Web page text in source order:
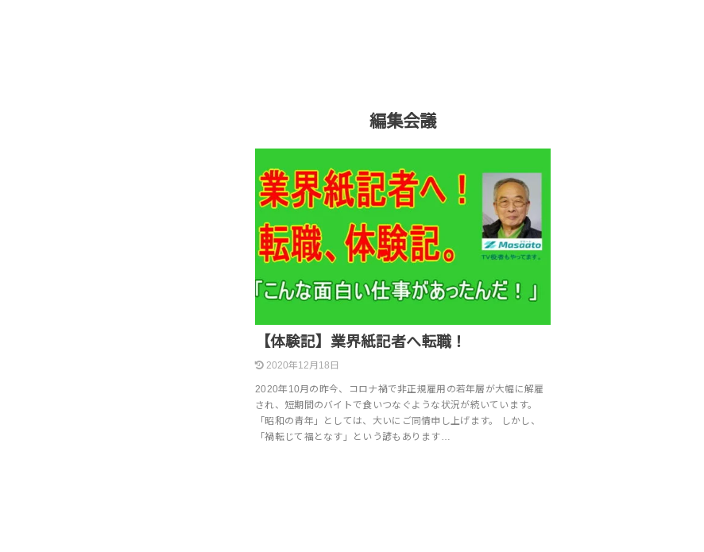
編集会議
【体験記】業界紙記者へ転職！
2020年12月18日
2020年10月の昨今、コロナ禍で非正規雇用の若年層が大幅に解雇
され、短期間のバイトで食いつなぐような状況が続いています。
「昭和の青年」としては、大いにご同情申し上げます。 しかし、
「禍転じて福となす」という諺もあります…